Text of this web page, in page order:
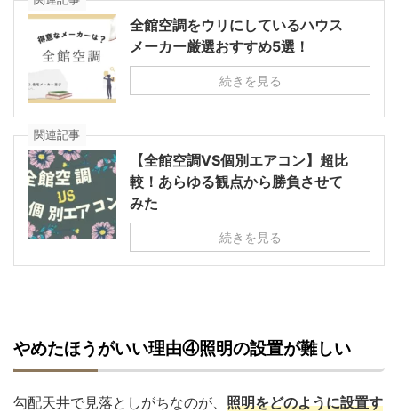
全館空調をウリにしているハウス
メーカー厳選おすすめ5選！
続きを見る
関連記事
【全館空調VS個別エアコン】超比
較！あらゆる観点から勝負させて
みた
続きを見る
やめたほうがいい理由④照明の設置が難しい
勾配天井で見落としがちなのが、 照明をどのように設置す